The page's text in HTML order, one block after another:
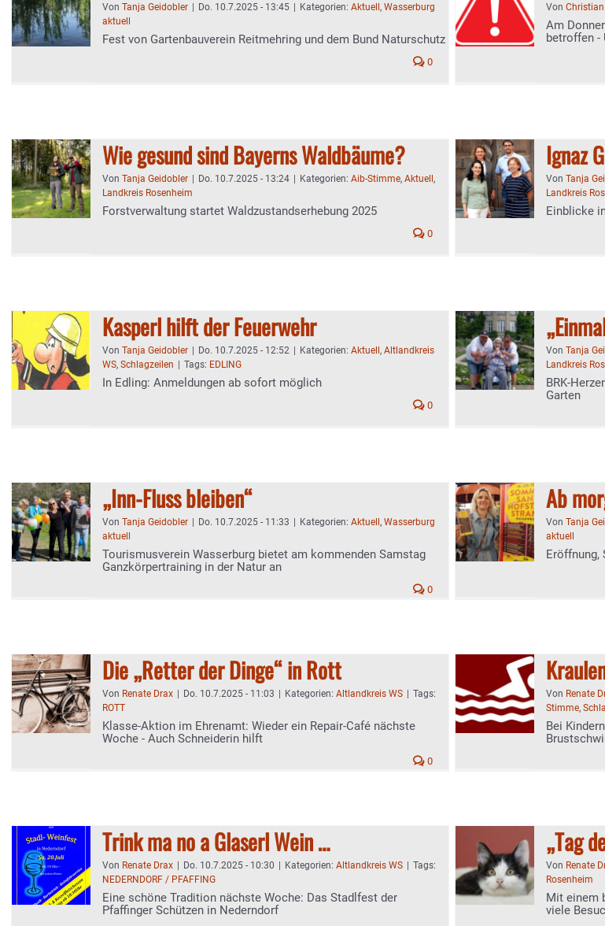
Von Tanja Geidobler Do. 10.7.2025 - 13:45 Kategorien: Aktuell , Wasserburg
aktuell
Fest von Gartenbauverein Reitmehring und dem Bund Naturschutz
0
Von
Am
betroffen -
Wie gesund sind Bayerns Waldbäume?
Von Tanja Geidobler Do. 10.7.2025 - 13:24 Kategorien: Aib-Stimme, Aktuell ,
Landkreis Rosenheim
Forstverwaltung startet Waldzustandserhebung 2025
0
Ignaz
Von Tanja
Landkreis
Einblicke
Kasperl hilft der Feuerwehr
Von Tanja Geidobler Do. 10.7.2025 - 12:52 Kategorien: Aktuell , Altlandkreis
WS, Schlagzeilen Tags: EDLING
In Edling: Anmeldungen ab sofort möglich
0
Von Tanja
Landkreis
BRK-
Garten
„Inn-Fluss bleiben“
Von Tanja Geidobler Do. 10.7.2025 - 11:33 Kategorien: Aktuell , Wasserburg
aktuell
Tourismusverein Wasserburg bietet am kommenden Samstag
Ganzkörpertraining in der Natur an
0
Ab
Von Tanja
aktuell
Eröffnung,
Die „Retter der Dinge“ in Rott
Von Renate Drax Do. 10.7.2025 - 11:03 Kategorien: Altlandkreis WS
Tags:
ROTT
Klasse-Aktion im Ehrenamt: Wieder ein Repair-Café nächste
Woche - Auch Schneiderin hilft
0
Von Renate
Stimme,
Bei
Trink ma no a Glaserl Wein …
Von Renate Drax Do. 10.7.2025 - 10:30 Kategorien: Altlandkreis WS
Tags:
NEDERNDORF / PFAFFING
Eine schöne Tradition nächste Woche: Das Stadlfest der
Pfaffinger Schützen in Nederndorf
„Tag
Von Renate
Rosenheim
Mit einem
viele